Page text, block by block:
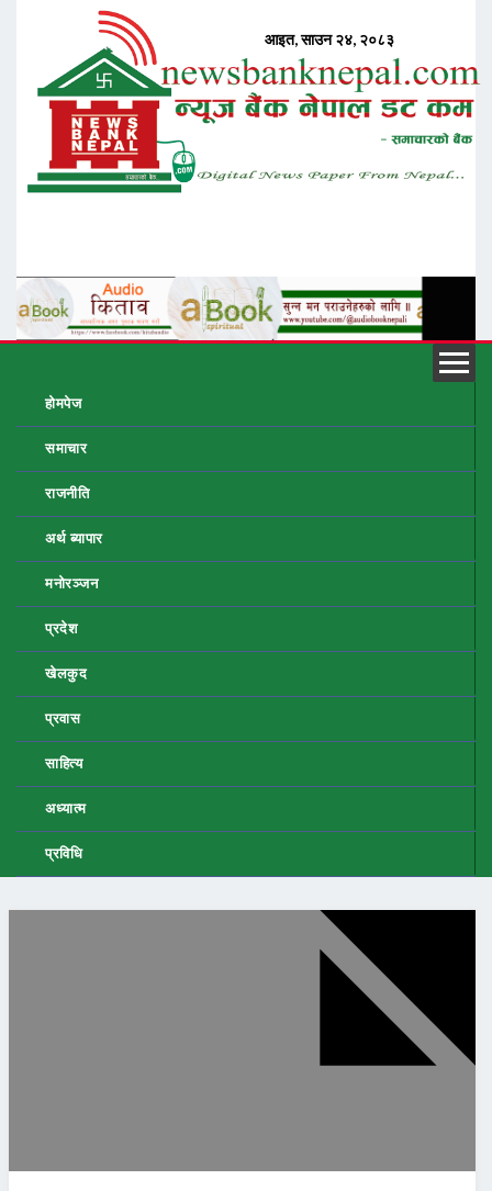
होमपेज
समाचार
राजनीति
अर्थ ब्यापार
मनोरञ्जन
प्रदेश
खेलकुद
प्रवास
साहित्य
अध्यात्म
प्रविधि